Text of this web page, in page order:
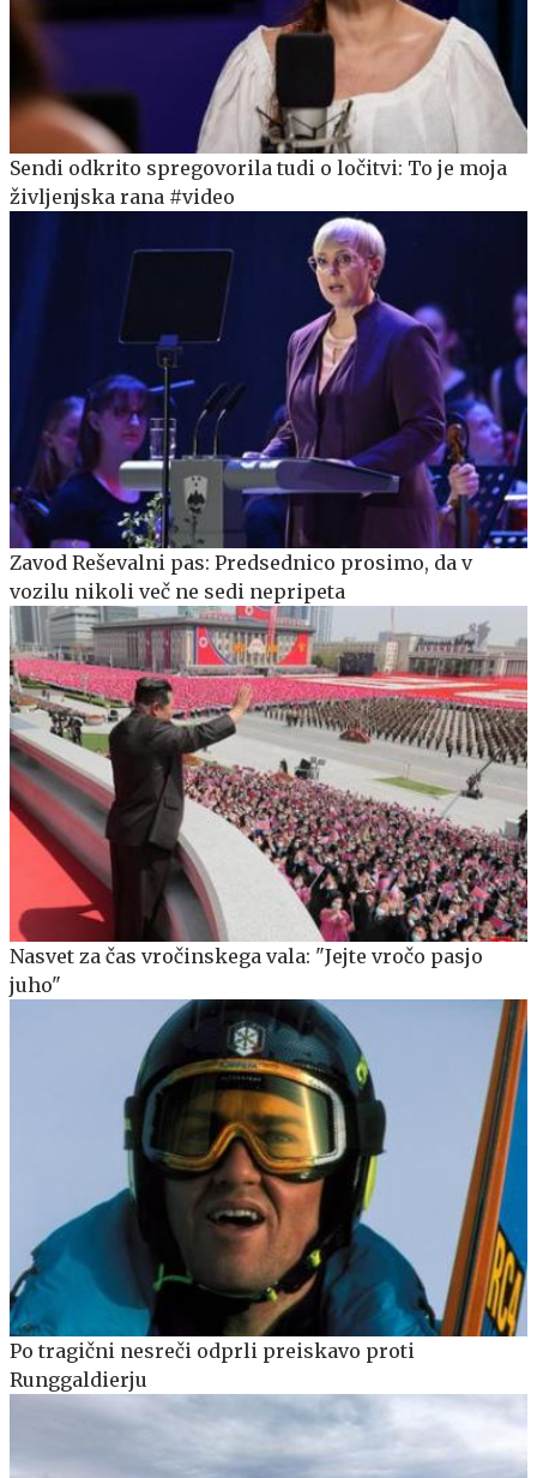
Sendi odkrito spregovorila tudi o ločitvi: To je moja
življenjska rana #video
Zavod Reševalni pas: Predsednico prosimo, da v
vozilu nikoli več ne sedi nepripeta
Nasvet za čas vročinskega vala: "Jejte vročo pasjo
juho"
Po tragični nesreči odprli preiskavo proti
Runggaldierju